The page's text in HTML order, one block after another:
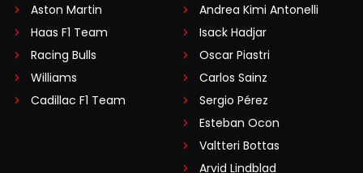
Aston Martin
Haas F1 Team
Racing Bulls
Williams
Cadillac F1 Team
Andrea Kimi Antonelli
Isack Hadjar
Oscar Piastri
Carlos Sainz
Sergio Pérez
Esteban Ocon
Valtteri Bottas
Arvid Lindblad